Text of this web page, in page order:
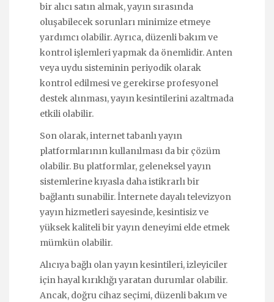
bir alıcı satın almak, yayın sırasında
oluşabilecek sorunları minimize etmeye
yardımcı olabilir. Ayrıca, düzenli bakım ve
kontrol işlemleri yapmak da önemlidir. Anten
veya uydu sisteminin periyodik olarak
kontrol edilmesi ve gerekirse profesyonel
destek alınması, yayın kesintilerini azaltmada
etkili olabilir.
Son olarak, internet tabanlı yayın
platformlarının kullanılması da bir çözüm
olabilir. Bu platformlar, geleneksel yayın
sistemlerine kıyasla daha istikrarlı bir
bağlantı sunabilir. İnternete dayalı televizyon
yayın hizmetleri sayesinde, kesintisiz ve
yüksek kaliteli bir yayın deneyimi elde etmek
mümkün olabilir.
Alıcıya bağlı olan yayın kesintileri, izleyiciler
için hayal kırıklığı yaratan durumlar olabilir.
Ancak, doğru cihaz seçimi, düzenli bakım ve